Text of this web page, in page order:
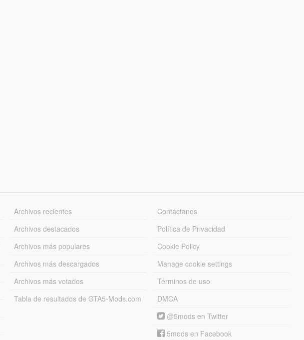
Archivos recientes
Archivos destacados
Archivos más populares
Archivos más descargados
Archivos más votados
Tabla de resultados de GTA5-Mods.com
Contáctanos
Política de Privacidad
Cookie Policy
Manage cookie settings
Términos de uso
DMCA
@5mods en Twitter
5mods en Facebook